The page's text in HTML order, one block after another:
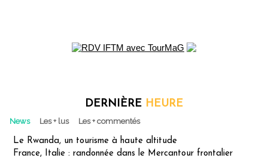
DERNIÈRE HEURE
News Les + lus Les + commentés
Le Rwanda, un tourisme à haute altitude
France, Italie : randonnée dans le Mercantour frontalier